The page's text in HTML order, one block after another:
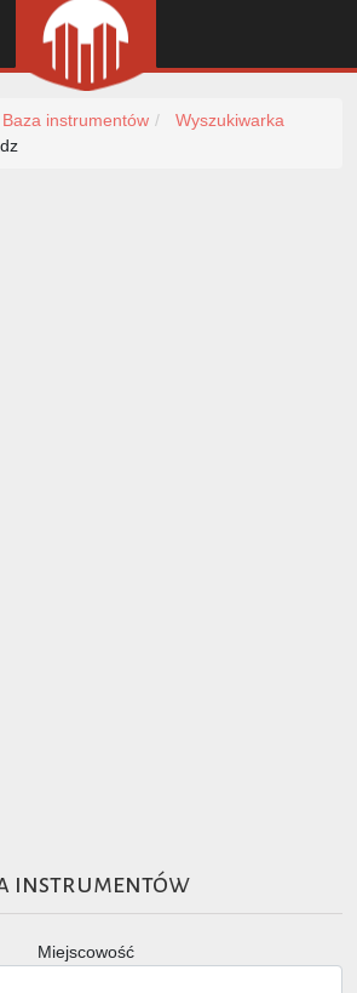
Baza instrumentów
Wyszukiwarka
instrumentów
Miejscowość